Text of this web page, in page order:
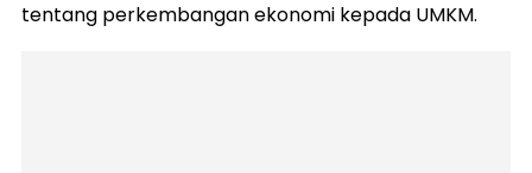
tentang perkembangan ekonomi kepada UMKM.